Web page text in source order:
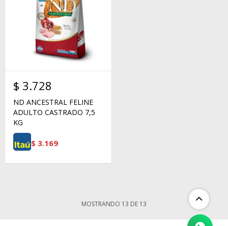
$ 3.728
ND ANCESTRAL FELINE
ADULTO CASTRADO 7,5
KG
$ 3.169
MOSTRANDO 13 DE 13